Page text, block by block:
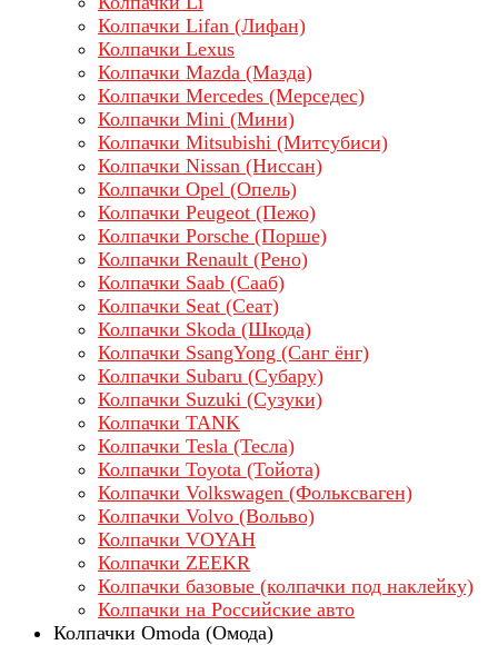
Колпачки Lifan (Лифан)
Колпачки Lехus
Колпачки Mazda (Мазда)
Колпачки Mercedes (Мерседес)
Колпачки Mini (Мини)
Колпачки Mitsubishi (Митсубиси)
Колпачки Nissan (Ниссан)
Колпачки Opel (Опель)
Колпачки Peugeot (Пежо)
Колпачки Porsche (Порше)
Колпачки Renault (Рено)
Колпачки Saab (Сааб)
Колпачки Seat (Сеат)
Колпачки Skoda (Шкода)
Колпачки SsangYong (Санг ёнг)
Колпачки Subaru (Субару)
Колпачки Suzuki (Сузуки)
Колпачки TANK
Колпачки Tesla (Тесла)
Колпачки Toyota (Тойота)
Колпачки Volkswagen (Фольксваген)
Колпачки Volvo (Вольво)
Колпачки VOYAH
Колпачки ZEEKR
Колпачки базовые (колпачки под наклейку)
Колпачки на Российские авто
Колпачки Omoda (Омода)